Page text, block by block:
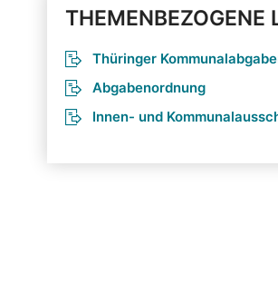
THEMENBEZOGENE
Thüringer
Abgabenordnung
Innen- und